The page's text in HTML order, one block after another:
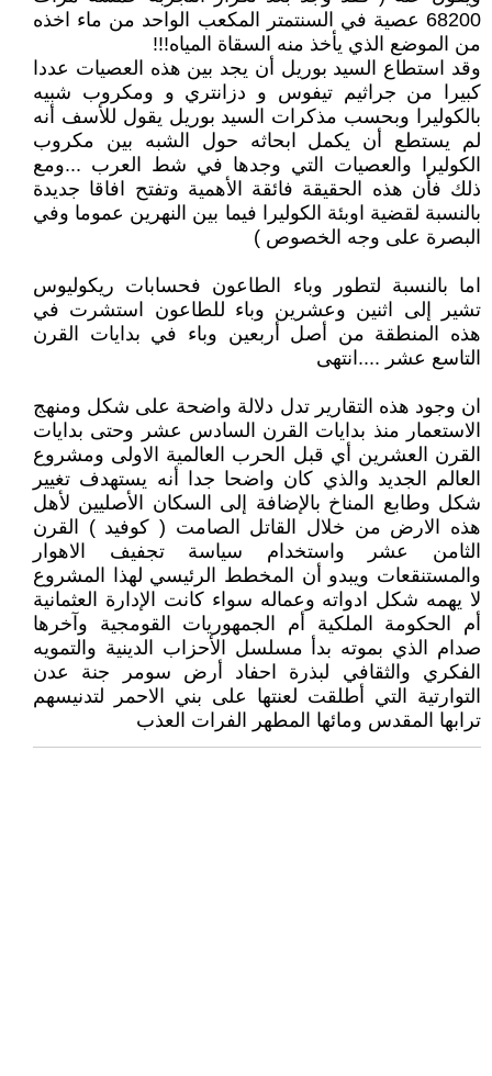
68200 عصية في السنتمتر المكعب الواحد من ماء اخذه
من الموضع الذي يأخذ منه السقاة المياه!!!
وقد استطاع السيد بوريل أن يجد بين هذه العصيات عددا
كبيرا من جراثيم تيفوس و دزانتري و ومكروب شبيه
بالكوليرا وبحسب مذكرات السيد بوريل يقول للأسف أنه
لم يستطع أن يكمل ابحاثه حول الشبه بين مكروب
الكوليرا والعصيات التي وجدها في شط العرب ...ومع
ذلك فأن هذه الحقيقة فائقة الأهمية وتفتح افاقا جديدة
بالنسبة لقضية اوبئة الكوليرا فيما بين النهرين عموما وفي
البصرة على وجه الخصوص )
اما بالنسبة لتطور وباء الطاعون فحسابات ريكوليوس
تشير إلى اثنين وعشرين وباء للطاعون استشرت في
هذه المنطقة من أصل أربعين وباء في بدايات القرن
التاسع عشر ....انتهى
ان وجود هذه التقارير تدل دلالة واضحة على شكل ومنهج
الاستعمار منذ بدايات القرن السادس عشر وحتى بدايات
القرن العشرين أي قبل الحرب العالمية الاولى ومشروع
العالم الجديد والذي كان واضحا جدا أنه يستهدف تغيير
شكل وطابع المناخ بالإضافة إلى السكان الأصليين لأهل
هذه الارض من خلال القاتل الصامت ( كوفيد ) القرن
الثامن عشر واستخدام سياسة تجفيف الاهوار
والمستنقعات ويبدو أن المخطط الرئيسي لهذا المشروع
لا يهمه شكل ادواته وعماله سواء كانت الإدارة العثمانية
أم الحكومة الملكية أم الجمهوريات القومجية وآخرها
صدام الذي بموته بدأ مسلسل الأحزاب الدينية والتمويه
الفكري والثقافي لبذرة احفاد أرض سومر جنة عدن
التوارتية التي أطلقت لعنتها على بني الاحمر لتدنيسهم
ترابها المقدس ومائها المطهر الفرات العذب